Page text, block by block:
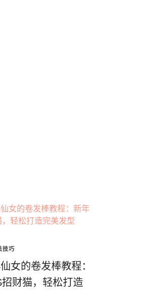
技巧
女的卷发棒教程：
财猫，轻松打造